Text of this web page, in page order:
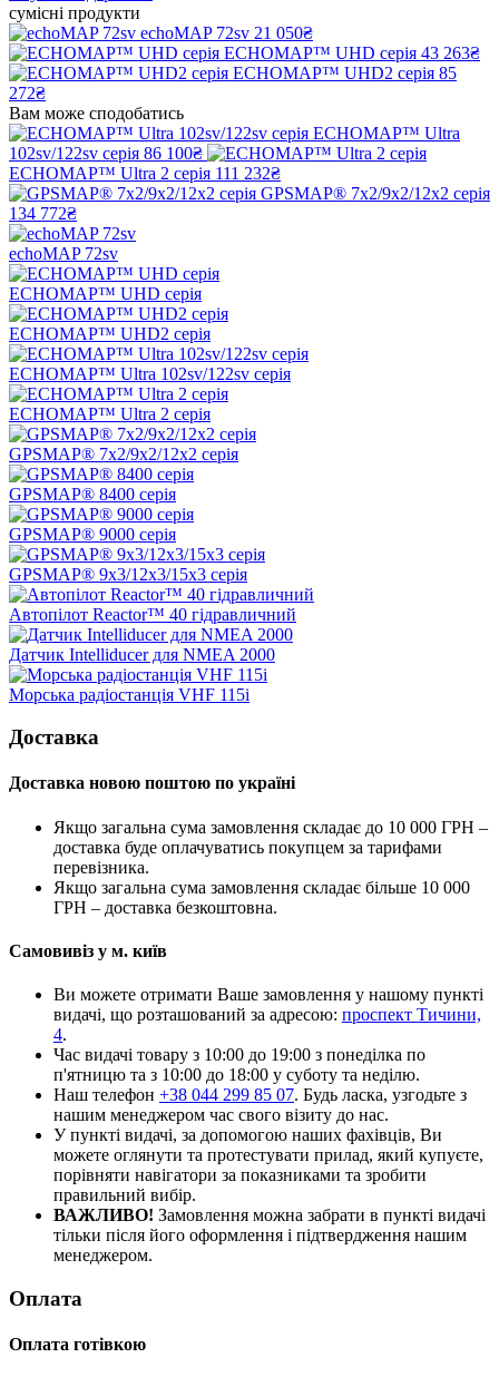
сумісні продукти
echoMAP 72sv 21 050₴
ECHOMAP™ UHD серія 43 263₴
ECHOMAP™ UHD2 серія 85
272₴
Вам може сподобатись
ECHOMAP™ Ultra
102sv/122sv серія 86 100₴
ECHOMAP™ Ultra 2 серія 111 232₴
GPSMAP® 7x2/9x2/12x2 серія
134 772₴
echoMAP 72sv
ECHOMAP™ UHD серія
ECHOMAP™ UHD2 серія
ECHOMAP™ Ultra 102sv/122sv серія
ECHOMAP™ Ultra 2 серія
GPSMAP® 7x2/9x2/12x2 серія
GPSMAP® 8400 серія
GPSMAP® 9000 серія
GPSMAP® 9x3/12x3/15x3 серія
Автопілот Reactor™ 40 гідравличний
Датчик Intelliducer для NMEA 2000
Морська радіостанція VHF 115i
Доставка
Доставка новою поштою по україні
Якщо загальна сума замовлення складає до 10 000 ГРН –
доставка буде оплачуватись покупцем за тарифами
перевізника.
Якщо загальна сума замовлення складає більше 10 000
ГРН – доставка безкоштовна.
Самовивіз у м. київ
Ви можете отримати Ваше замовлення у нашому пункті
видачі, що розташований за адресою: проспект Тичини,
4.
Час видачі товару з 10:00 до 19:00 з понеділка по
п'ятницю та з 10:00 до 18:00 у суботу та неділю.
Наш телефон +38 044 299 85 07. Будь ласка, узгодьте з
нашим менеджером час свого візиту до нас.
У пункті видачі, за допомогою наших фахівців, Ви
можете оглянути та протестувати прилад, який купуєте,
порівняти навігатори за показниками та зробити
правильний вибір.
ВАЖЛИВО! Замовлення можна забрати в пункті видачі
тільки після його оформлення і підтвердження нашим
менеджером.
Оплата
Оплата готівкою